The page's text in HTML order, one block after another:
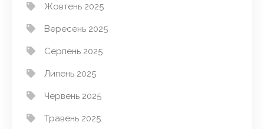
Жовтень 2025
Вересень 2025
Серпень 2025
Липень 2025
Червень 2025
Травень 2025